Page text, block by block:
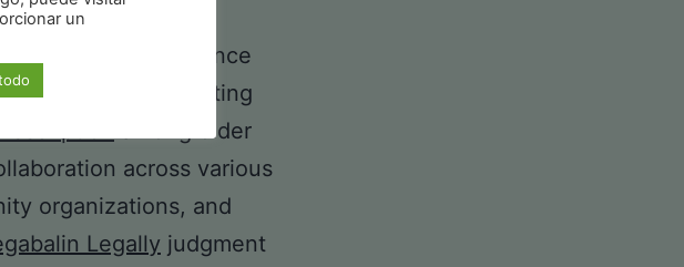
Usa
habits can influence
issues and promoting
among older
across various
organizations, and
Legally judgment
un